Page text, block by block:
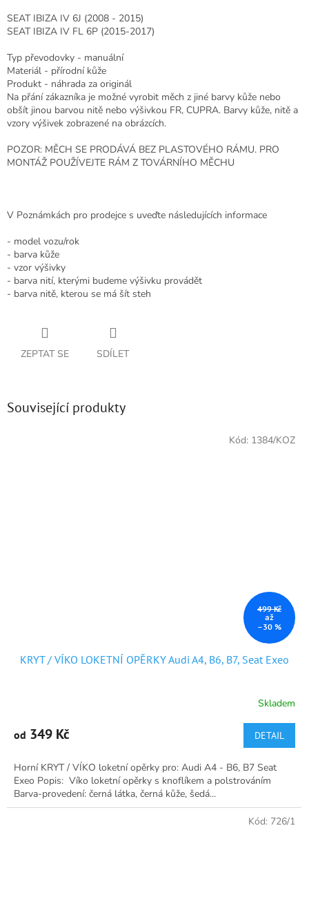
SEAT IBIZA IV 6J (2008 - 2015)
SEAT IBIZA IV FL 6P (2015-2017)
Typ převodovky - manuální
Materiál - přírodní kůže
Produkt - náhrada za originál
Na přání zákazníka je možné vyrobit měch z jiné barvy kůže nebo
obšít jinou barvou nitě nebo výšivkou FR, CUPRA. Barvy kůže, nitě a
vzory výšivek zobrazené na obrázcích.
POZOR: MĚCH SE PRODÁVÁ BEZ PLASTOVÉHO RÁMU. PRO
MONTÁŽ POUŽÍVEJTE RÁM Z TOVÁRNÍHO MĚCHU
V Poznámkách pro prodejce s uveďte následujících informace
- model vozu/rok
- barva kůže
- vzor výšivky
- barva nití, kterými budeme výšivku provádět
- barva nitě, kterou se má šít steh
ZEPTAT SE SDÍLET
Související produkty
499 Kč
až
–30 %
KRYT / VÍKO LOKETNÍ OPĚRKY Audi A4, B6, B7, Seat Exeo
produktu
z
5
hvězdiček.
Skladem
od 349 Kč DETAIL
Horní KRYT / VÍKO loketní opěrky pro: Audi A4 - B6, B7 Seat
Exeo Popis: Víko loketní opěrky s knoflíkem a polstrováním
Barva-provedení: černá látka, černá kůže, šedá...
Kód: 1384/KOZ
Kód: 726/1